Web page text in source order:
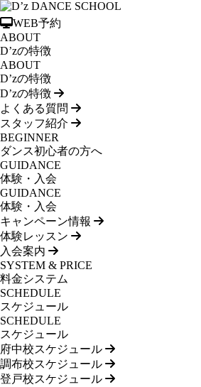
WEB予約
ABOUT
D’zの特徴
ABOUT
D’zの特徴
D’zの特徴
よくある質問
スタッフ紹介
BEGINNER
ダンス初心者の方へ
GUIDANCE
体験・入会
GUIDANCE
体験・入会
キャンペーン情報
体験レッスン
入会案内
SYSTEM & PRICE
料金システム
SCHEDULE
スケジュール
SCHEDULE
スケジュール
府中校スケジュール
調布校スケジュール
登戸校スケジュール